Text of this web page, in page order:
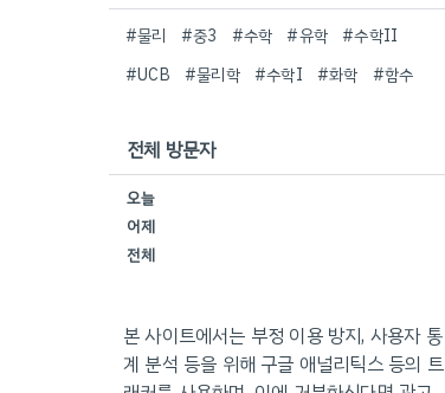
#물리 #중3 #수학 #유학 #수학II
#UCB
#물리학 #수학I #화학 #함수
전체 방문자
오늘
어제
전체
본 사이트에서는 부정 이용 방지, 사용자 통
계 분석 등을 위해 구글 애널리틱스 등의 트